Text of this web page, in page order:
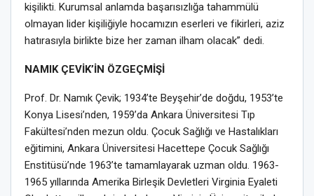
kişilikti. Kurumsal anlamda başarısızlığa tahammülü
olmayan lider kişiliğiyle hocamızın eserleri ve fikirleri, aziz
hatırasıyla birlikte bize her zaman ilham olacak” dedi.
NAMIK ÇEVİK’İN ÖZGEÇMİŞİ
Prof. Dr. Namık Çevik; 1934’te Beyşehir’de doğdu, 1953’te
Konya Lisesi’nden, 1959’da Ankara Üniversitesi Tıp
Fakültesi’nden mezun oldu. Çocuk Sağlığı ve Hastalıkları
eğitimini, Ankara Üniversitesi Hacettepe Çocuk Sağlığı
Enstitüsü’nde 1963’te tamamlayarak uzman oldu. 1963-
1965 yıllarında Amerika Birleşik Devletleri Virginia Eyaleti